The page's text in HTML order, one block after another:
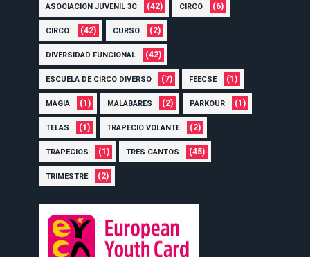
ASOCIACION JUVENIL 3C (42) CIRCO (6)
CIRCO. (42) CURSO (2)
DIVERSIDAD FUNCIONAL (42)
ESCUELA DE CIRCO DIVERSO (7) FEECSE (1)
MAGIA (1) MALABARES (2) PARKOUR (1)
TELAS (1) TRAPECIO VOLANTE (2)
TRAPECIOS (1) TRES CANTOS (45)
TRIMESTRE (2)